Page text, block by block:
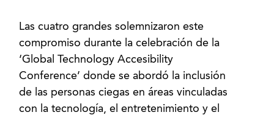
Las cuatro grandes solemnizaron este
compromiso durante la celebración de la
‘Global Technology Accesibility
Conference’ donde se abordó la inclusión
de las personas ciegas en áreas vinculadas
con la tecnología, el entretenimiento y el